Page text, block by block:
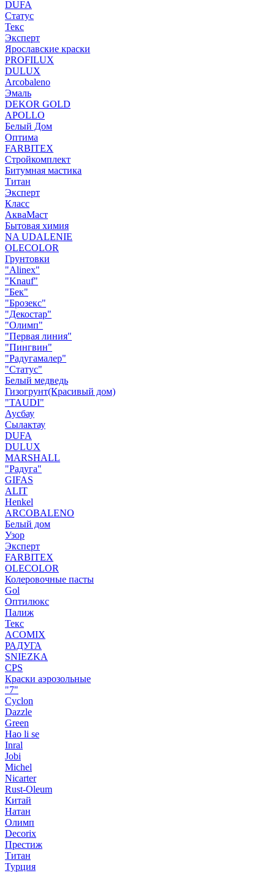
DUFA
Статус
Текс
Эксперт
Ярославские краски
PROFILUX
DULUX
Arcobaleno
Эмаль
DEKOR GOLD
APOLLO
Белый Дом
Оптима
FARBITEX
Стройкомплект
Битумная мастика
Титан
Эксперт
Класс
АкваМаст
Бытовая химия
NA UDALENIE
OLECOLOR
Грунтовки
"Alinex"
"Knauf"
"Бек"
"Брозекс"
"Декостар"
"Олимп"
"Первая линия"
"Пингвин"
"Радугамалер"
"Статус"
Белый медведь
Гизогрунт(Красивый дом)
"TAUDI"
Аусбау
Сылактау
DUFA
DULUX
MARSHALL
"Радуга"
GIFAS
ALIT
Henkel
ARCOBALENO
Белый дом
Узор
Эксперт
FARBITEX
OLECOLOR
Колеровочные пасты
Gol
Оптилюкс
Палиж
Текс
ACOMIX
РАДУГА
SNIEZKA
CPS
Краски аэрозольные
"7"
Cyclon
Dazzle
Green
Hao li se
Inral
Jobi
Michel
Nicarter
Rust-Oleum
Китай
Натан
Олимп
Decorix
Престиж
Титан
Турция